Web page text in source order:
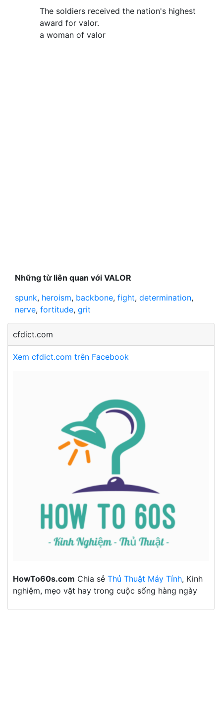
The soldiers received the nation's highest
award for valor.
a woman of valor
Những từ liên quan với VALOR
spunk, heroism, backbone, fight, determination,
nerve, fortitude, grit
cfdict.com
Xem cfdict.com trên Facebook
HowTo60s.com Chia sẻ Thủ Thuật Máy Tính, Kinh
nghiệm, mẹo vặt hay trong cuộc sống hàng ngày